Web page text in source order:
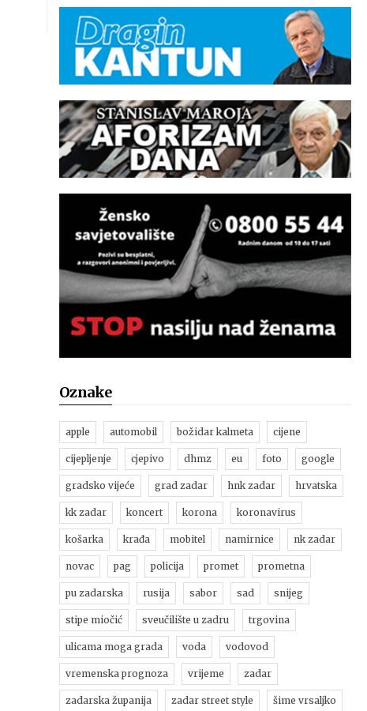
Oznake
apple automobil božidar kalmeta cijene
cijepljenje cjepivo dhmz eu foto google
gradsko vijeće grad zadar hnk zadar hrvatska
kk zadar koncert korona koronavirus
košarka krađa mobitel namirnice nk zadar
novac pag policija promet prometna
pu zadarska rusija sabor sad snijeg
stipe miočić sveučilište u zadru trgovina
ulicama moga grada voda vodovod
vremenska prognoza vrijeme zadar
zadarska županija zadar street style šime vrsaljko